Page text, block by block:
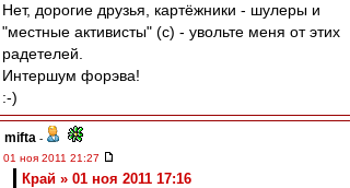
Нет, дорогие друзья, картёжники - шулеры и
"местные активисты" (с) - увольте меня от этих
радетелей.
Интершум форэва!
:-)
mifta -
01 ноя 2011 21:27
Край » 01 ноя 2011 17:16